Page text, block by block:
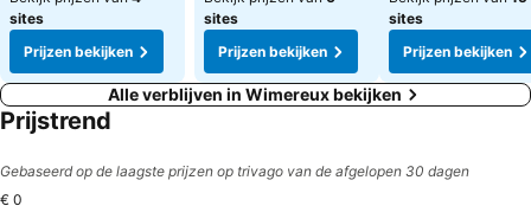
sites
Prijzen bekijken
sites
Prijzen bekijken
sites
Prijzen bekijken
Alle verblijven in Wimereux bekijken
Prijstrend
Gebaseerd op de laagste prijzen op trivago van de afgelopen 30 dagen
€ 0